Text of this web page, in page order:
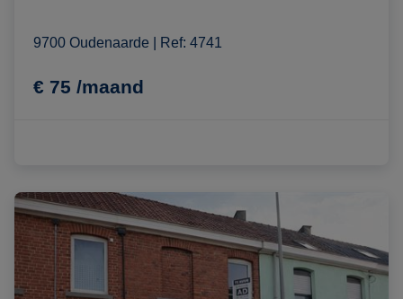
9700 Oudenaarde Ref: 4741
€ 75 /maand